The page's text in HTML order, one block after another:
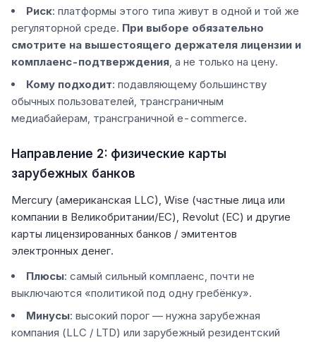
Риск: платформы этого типа живут в одной и той же
регуляторной среде. При выборе обязательно
смотрите на вышестоящего держателя лицензии и
комплаенс-подтверждения, а не только на цену.
Кому подходит: подавляющему большинству
обычных пользователей, трансграничным
медиабайерам, трансграничной e-commerce.
Направление 2: физические карты
зарубежных банков
Mercury (американская LLC), Wise (частные лица или
компании в Великобритании/ЕС), Revolut (ЕС) и другие
карты лицензированных банков / эмитентов
электронных денег.
Плюсы: самый сильный комплаенс, почти не
выключаются «политикой под одну гребёнку».
Минусы: высокий порог — нужна зарубежная
компания (LLC / LTD) или зарубежный резидентский